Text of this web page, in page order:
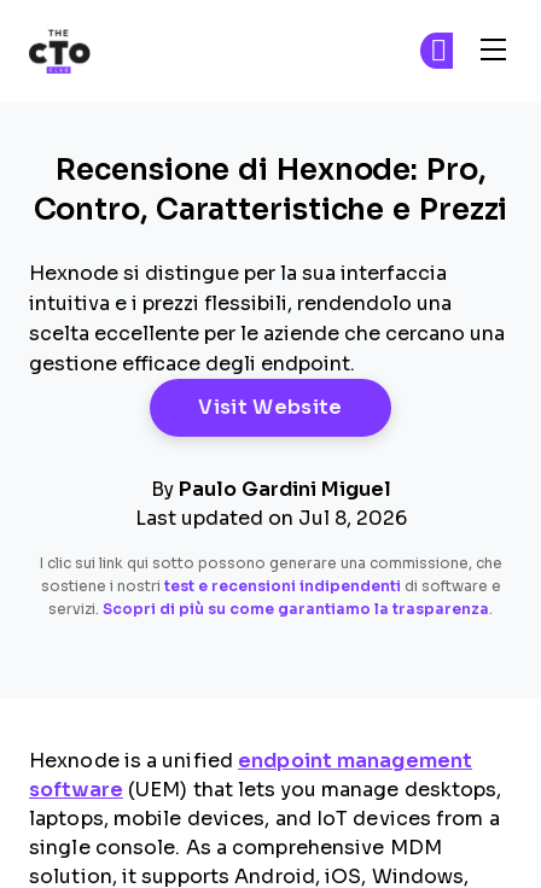
Recensione di Hexnode: Pro,
Contro, Caratteristiche e Prezzi
Hexnode si distingue per la sua interfaccia
intuitiva e i prezzi flessibili, rendendolo una
scelta eccellente per le aziende che cercano una
gestione efficace degli endpoint.
Visit Website Opens New
By Paulo Gardini Miguel
Last updated on Jul 8, 2026
I clic sui link qui sotto possono generare una commissione, che
sostiene i nostri test e recensioni indipendenti di software e
servizi. Scopri di più su come garantiamo la trasparenza.
Hexnode is a unified endpoint management
software (UEM) that lets you manage desktops,
laptops, mobile devices, and IoT devices from a
single console. As a comprehensive MDM
solution, it supports Android, iOS, Windows,